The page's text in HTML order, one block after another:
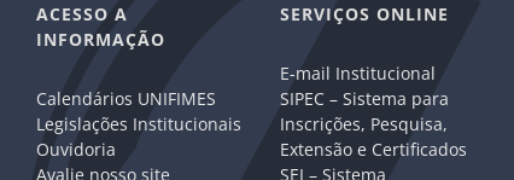
ACESSO A
INFORMAÇÃO
Calendários UNIFIMES
Legislações Institucionais
Ouvidoria
Avalie nosso site
SERVIÇOS ONLINE
E-mail Institucional
SIPEC – Sistema para
Inscrições, Pesquisa,
Extensão e Certificados
SEI – Sistema